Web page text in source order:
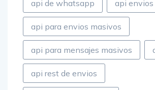
api de whatsapp api envios
api para envios masivos
api para mensajes masivos
api rest de envios